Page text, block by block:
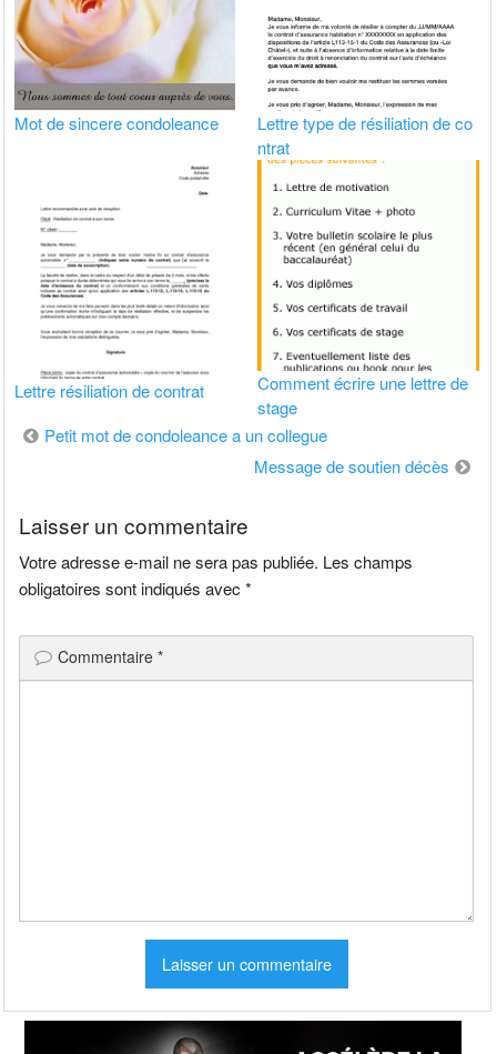
Mot de sincere condoleance
Lettre type de résiliation de co
ntrat
Lettre résiliation de contrat
Comment écrire une lettre de
stage
Navigation
Petit mot de condoleance a un collegue
Message de soutien décès
Laisser un commentaire
Votre adresse e-mail ne sera pas publiée. Les champs
obligatoires sont indiqués avec*
Commentaire*